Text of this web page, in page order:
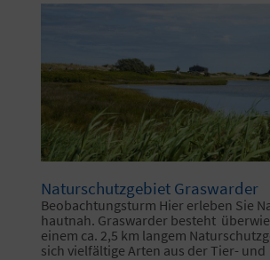
Naturschutzgebiet Graswarder
Beobachtungsturm Hier erleben Sie
hautnah. Graswarder besteht
einem ca. 2,5 km langem
sich vielfältige Arten aus der Tier- und